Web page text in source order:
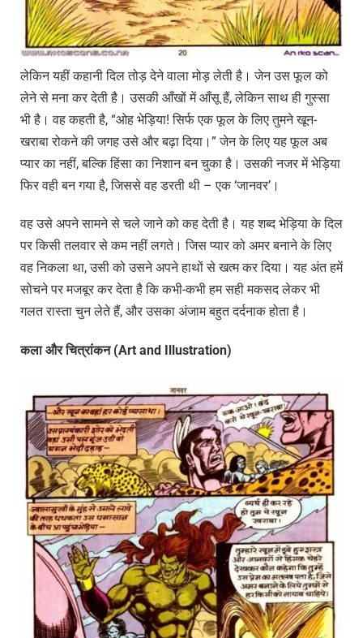
लेकिन यहीं कहानी दिल तोड़ देने वाला मोड़ लेती है। जेन उस फूल को
लेने से मना कर देती है। उसकी आँखों में आँसू हैं, लेकिन साथ ही गुस्सा
भी है। वह कहती है, “ओह भेड़िया! सिर्फ एक फूल के लिए तुमने खून-
खराबा रोकने की जगह उसे और बढ़ा दिया।” जेन के लिए यह फूल अब
प्यार का नहीं, बल्कि हिंसा का निशान बन चुका है। उसकी नजर में भेड़िया
फिर वही बन गया है, जिससे वह डरती थी – एक ‘जानवर’।
वह उसे अपने सामने से चले जाने को कह देती है। यह शब्द भेड़िया के दिल
पर किसी तलवार से कम नहीं लगते। जिस प्यार को अमर बनाने के लिए
वह निकला था, उसी को उसने अपने हाथों से खत्म कर दिया। यह अंत हमें
सोचने पर मजबूर कर देता है कि कभी-कभी हम सही मकसद लेकर भी
गलत रास्ता चुन लेते हैं, और उसका अंजाम बहुत दर्दनाक होता है।
कलाऔरचित्रांकन (Art and Illustration)